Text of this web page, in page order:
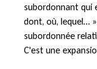
subordonnant qui
dont, où, lequel…
subordonnée
C'est une